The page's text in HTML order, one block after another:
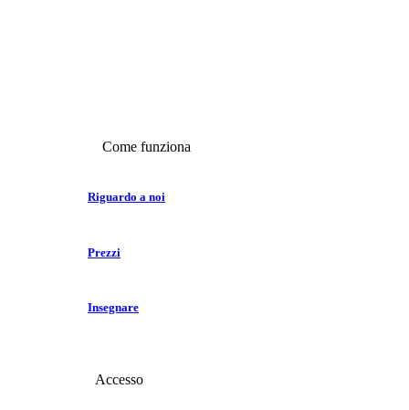
Come funziona
Riguardo a noi
Prezzi
Insegnare
Accesso